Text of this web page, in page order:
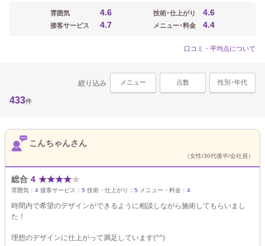
雰囲気 4.6
接客サービス 4.7
技術･仕上がり 4.6
メニュー･料金 4.4
口コミ・平均点について
絞り込み メニュー 点数 性別･年代
433件
こんちゃんさん
（女性/30代後半/会社員）
総合 4 ★★★★★
雰囲気： 4 接客サービス： 5 技術・仕上がり： 5 メニュー・料金： 4
時間内で希望のデザインができるように相談しながら施術してもらいまし
た！
理想のデザインに仕上がって満足しています(^^)